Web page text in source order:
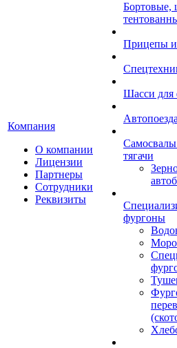
Компания
О компании
Лицензии
Партнеры
Сотрудники
Реквизиты
Бортовые,
Прицепы
Шасси для
Автопоезда
тягачи
фургоны